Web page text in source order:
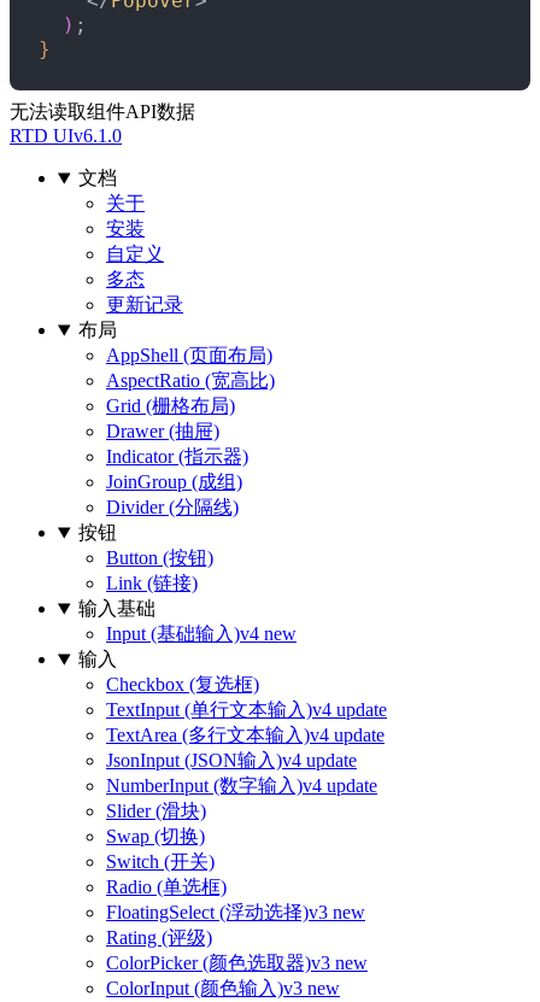
) ;
}
无法读取组件API数据
RTD UIv6.1.0
文档
关于
安装
自定义
多态
更新记录
布局
AppShell (页面布局)
AspectRatio (宽高比)
Grid (栅格布局)
Drawer (抽屉)
Indicator (指示器)
JoinGroup (成组)
Divider (分隔线)
按钮
Button (按钮)
Link (链接)
输入基础
Input (基础输入)v4 new
输入
Checkbox (复选框)
TextInput (单行文本输入)v4 update
TextArea (多行文本输入)v4 update
JsonInput (JSON输入)v4 update
NumberInput (数字输入)v4 update
Slider (滑块)
Swap (切换)
Switch (开关)
Radio (单选框)
FloatingSelect (浮动选择)v3 new
Rating (评级)
ColorPicker (颜色选取器)v3 new
ColorInput (颜色输入)v3 new